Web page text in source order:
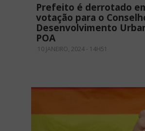
Prefeito é derrotado
votação para o
Desenvolvimento
POA
10 JANEIRO, 2024 - 14H51